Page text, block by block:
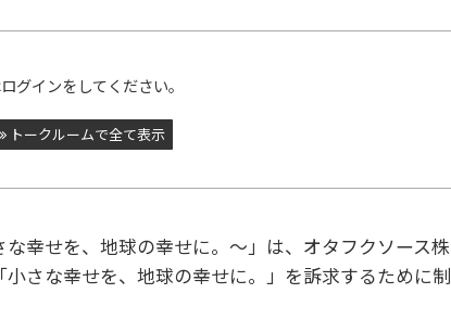
グインをしてください。
トークルームで全て表示
な幸せを、地球の幸せに。〜」は、オタフクソース株
さな幸せを、地球の幸せに。」を訴求するために制